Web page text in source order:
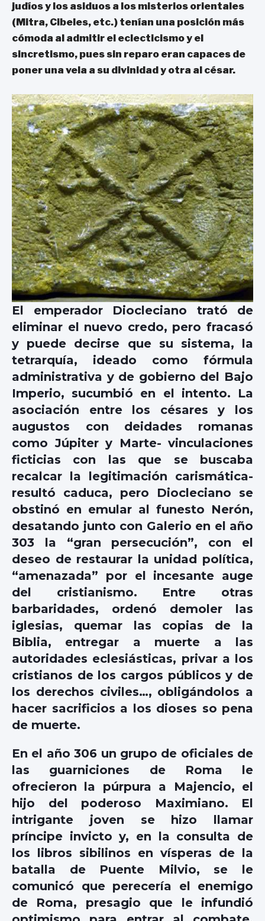
judíos y los asiduos a los misterios orientales
(Mitra, Cibeles, etc.) tenían una posición más
cómoda al admitir el eclecticismo y el
sincretismo, pues sin reparo eran capaces de
poner una vela a su divinidad y otra al césar.
El emperador Diocleciano trató de
eliminar el nuevo credo, pero fracasó
y puede decirse que su sistema, la
tetrarquía, ideado como fórmula
administrativa y de gobierno del Bajo
Imperio, sucumbió en el intento. La
asociación entre los césares y los
augustos con deidades romanas
como Júpiter y Marte- vinculaciones
ficticias con las que se buscaba
recalcar la legitimación carismática-
resultó caduca, pero Diocleciano se
obstinó en emular al funesto Nerón,
desatando junto con Galerio en el año
303 la “gran persecución”, con el
deseo de restaurar la unidad política,
“amenazada” por el incesante auge
del cristianismo. Entre otras
barbaridades, ordenó demoler las
iglesias, quemar las copias de la
Biblia, entregar a muerte a las
autoridades eclesiásticas, privar a los
cristianos de los cargos públicos y de
los derechos civiles…, obligándolos a
hacer sacrificios a los dioses so pena
de muerte.
En el año 306 un grupo de oficiales de
las guarniciones de Roma le
ofrecieron la púrpura a Majencio, el
hijo del poderoso Maximiano. El
intrigante joven se hizo llamar
príncipe invicto y, en la consulta de
los libros sibilinos en vísperas de la
batalla de Puente Milvio, se le
comunicó que perecería el enemigo
de Roma, presagio que le infundió